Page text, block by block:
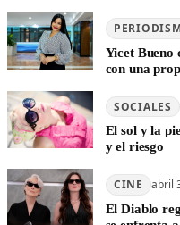
Yicet Bueno
con una
SOCIALES
El sol y la
y el riesgo
CINE abril
El Diablo